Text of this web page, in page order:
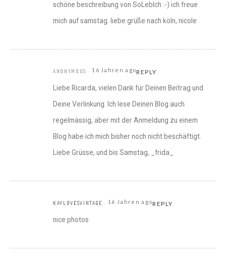
schöne beschreibung von SoLebIch :-) ich freue
mich auf samstag. liebe grüße nach köln, nicole
ANONYMOUS 16 Jahren agoREPLY
Liebe Ricarda, vielen Dank für Deinen Beitrag und
Deine Verlinkung. Ich lese Deinen Blog auch
regelmässig, aber mit der Anmeldung zu einem
Blog habe ich mich bisher noch nicht beschäftigt.
Liebe Grüsse, und bis Samstag, _frida_
KAYLOVESVINTAGE 16 Jahren agoREPLY
nice photos